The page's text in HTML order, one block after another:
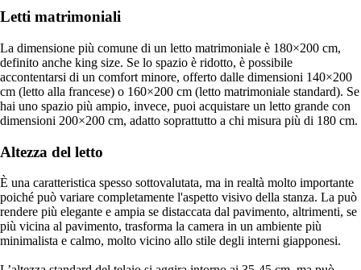
Letti matrimoniali
La dimensione più comune di un letto matrimoniale è 180×200 cm,
definito anche king size. Se lo spazio è ridotto, è possibile
accontentarsi di un comfort minore, offerto dalle dimensioni 140×200
cm (letto alla francese) o 160×200 cm (letto matrimoniale standard). Se
hai uno spazio più ampio, invece, puoi acquistare un letto grande con
dimensioni 200×200 cm, adatto soprattutto a chi misura più di 180 cm.
Altezza del letto
È una caratteristica spesso sottovalutata, ma in realtà molto importante
poiché può variare completamente l'aspetto visivo della stanza. La può
rendere più elegante e ampia se distaccata dal pavimento, altrimenti, se
più vicina al pavimento, trasforma la camera in un ambiente più
minimalista e calmo, molto vicino allo stile degli interni giapponesi.